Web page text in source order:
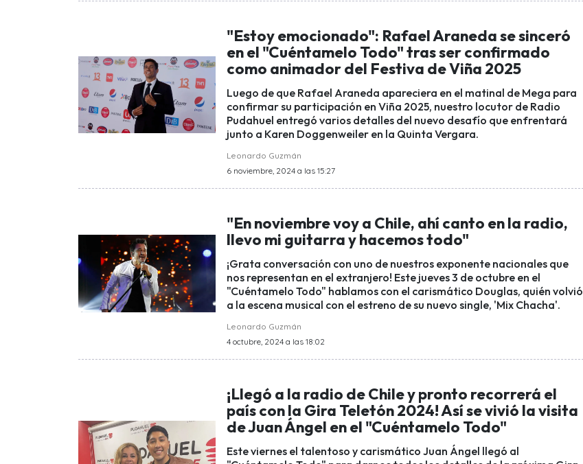
"Estoy emocionado": Rafael Araneda se sinceró
en el "Cuéntamelo Todo" tras ser confirmado
como animador del Festiva de Viña 2025
Luego de que Rafael Araneda apareciera en el matinal de Mega para
confirmar su participación en Viña 2025, nuestro locutor de Radio
Pudahuel entregó varios detalles del nuevo desafío que enfrentará
junto a Karen Doggenweiler en la Quinta Vergara.
Leonardo Guzmán
6 noviembre, 2024 a las 15:27
"En noviembre voy a Chile, ahí canto en la radio,
llevo mi guitarra y hacemos todo"
¡Grata conversación con uno de nuestros exponente nacionales que
nos representan en el extranjero! Este jueves 3 de octubre en el
"Cuéntamelo Todo" hablamos con el carismático Douglas, quién volvió
a la escena musical con el estreno de su nuevo single, 'Mix Chacha'.
Leonardo Guzmán
4 octubre, 2024 a las 18:02
¡Llegó a la radio de Chile y pronto recorrerá el
país con la Gira Teletón 2024! Así se vivió la visita
de Juan Ángel en el "Cuéntamelo Todo"
Este viernes el talentoso y carismático Juan Ángel llegó al